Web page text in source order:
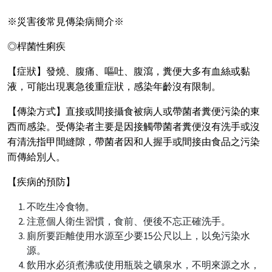
※災害後常見傳染病簡介※
◎桿菌性痢疾
【症狀】發燒、腹痛、嘔吐、腹瀉，糞便大多有血絲或黏
液，可能出現裏急後重症狀，感染年齡沒有限制。
【傳染方式】直接或間接攝食被病人或帶菌者糞便污染的東
西而感染。受傳染者主要是因接觸帶菌者糞便沒有洗手或沒
有清洗指甲間縫隙，帶菌者因和人握手或間接由食品之污染
而傳給別人。
【疾病的預防】
不吃生冷食物。
注意個人衛生習慣，食前、便後不忘正確洗手。
廁所要距離使用水源至少要15公尺以上，以免污染水
源。
飲用水必須煮沸或使用瓶裝之礦泉水，不明來源之水，